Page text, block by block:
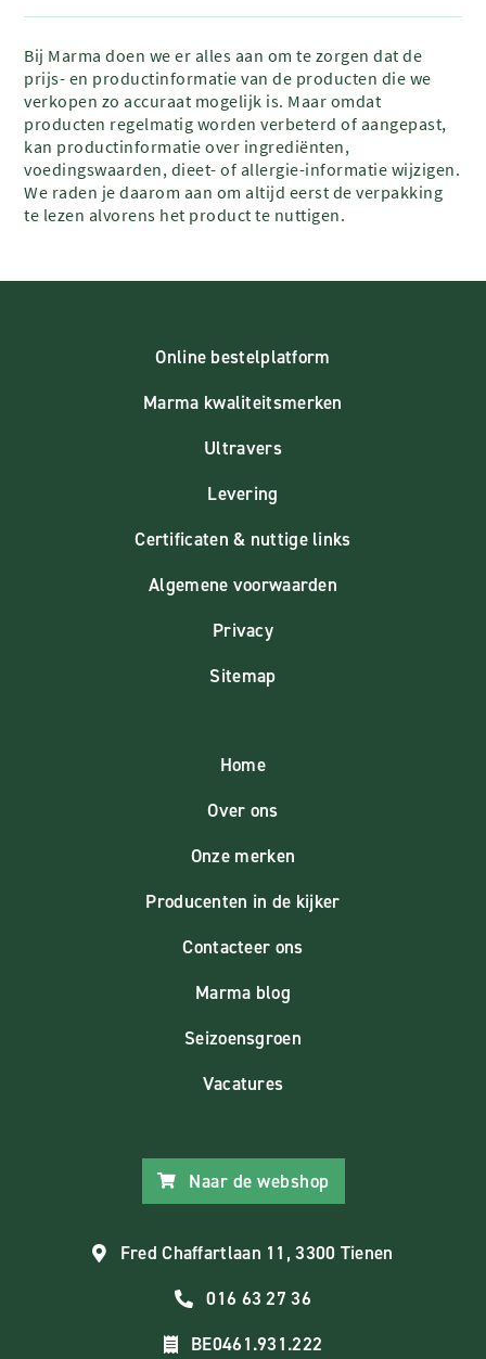
Bij Marma doen we er alles aan om te zorgen dat de
prijs- en productinformatie van de producten die we
verkopen zo accuraat mogelijk is. Maar omdat
producten regelmatig worden verbeterd of aangepast,
kan productinformatie over ingrediënten,
voedingswaarden, dieet- of allergie-informatie wijzigen.
We raden je daarom aan om altijd eerst de verpakking
te lezen alvorens het product te nuttigen.
Online bestelplatform
Marma kwaliteitsmerken
Ultravers
Levering
Certificaten & nuttige links
Algemene voorwaarden
Privacy
Sitemap
Home
Over ons
Onze merken
Producenten in de kijker
Contacteer ons
Marma blog
Seizoensgroen
Vacatures
Naar de webshop
Fred Chaffartlaan 11, 3300 Tienen
016 63 27 36
BE0461.931.222